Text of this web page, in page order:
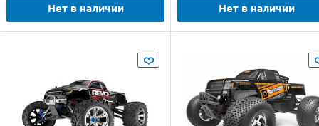
Нет в наличии Нет в наличии